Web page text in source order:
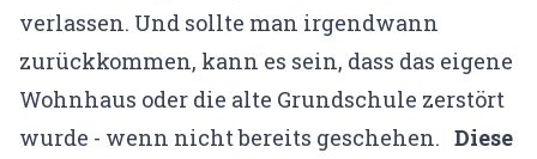
verlassen. Und sollte man irgendwann
zurückkommen, kann es sein, dass das eigene
Wohnhaus oder die alte Grundschule zerstört
wurde - wenn nicht bereits geschehen. Diese